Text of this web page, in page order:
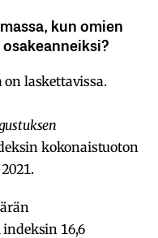
kun omien
laskettavissa.
kokonaistuoton
16,6